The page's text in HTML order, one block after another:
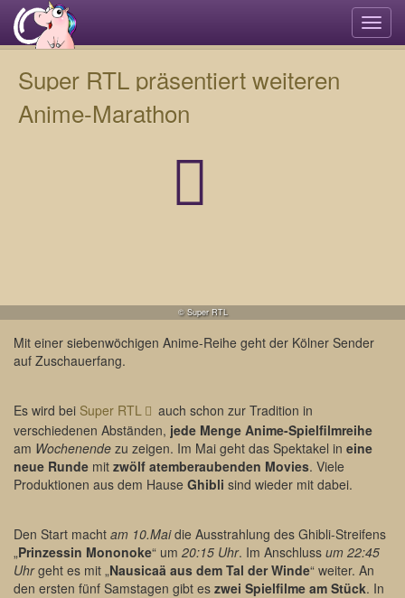
Super RTL präsentiert weiteren
Anime-Marathon
© Super RTL
Mit einer siebenwöchigen Anime-Reihe geht der Kölner Sender
auf Zuschauerfang.
Es wird bei Super RTL
auch schon zur Tradition in
verschiedenen Abständen, jede Menge Anime-Spielfilmreihe
am Wochenende zu zeigen. Im Mai geht das Spektakel in eine
neue Runde mit zwölf atemberaubenden Movies. Viele
Produktionen aus dem Hause Ghibli sind wieder mit dabei.
Den Start macht am 10.Maidie Ausstrahlung des Ghibli-Streifens
„Prinzessin Mononoke“ um 20:15 Uhr. Im Anschluss um 22:45
Uhrgeht es mit „Nausicaä aus dem Tal der Winde“ weiter. An
den ersten fünf Samstagen gibt es zwei Spielfilme am Stück. In